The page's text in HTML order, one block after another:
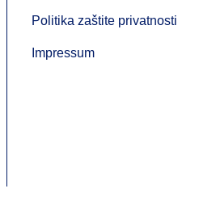
Politika zaštite privatnosti
Impressum